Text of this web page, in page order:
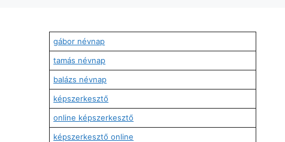
gábor névnap
tamás névnap
balázs névnap
képszerkesztő
online képszerkesztő
képszerkesztő online